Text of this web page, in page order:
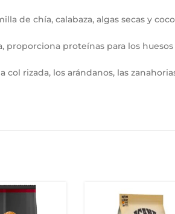
de chía, calabaza, algas secas y
proteínas para los
rizada, los arándanos, las